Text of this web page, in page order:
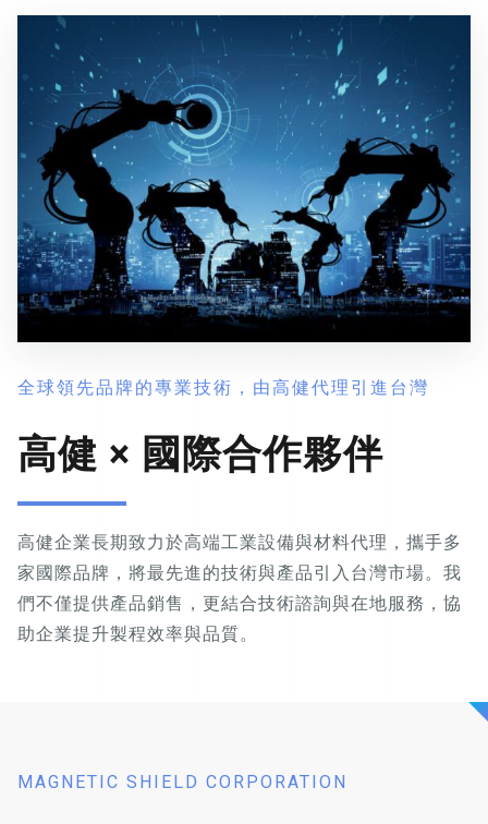
全球領先品牌的專業技術，由高健代理引進台灣
高健 × 國際合作夥伴
高健企業長期致力於高端工業設備與材料代理，攜手多
家國際品牌，將最先進的技術與產品引入台灣市場。我
們不僅提供產品銷售，更結合技術諮詢與在地服務，協
助企業提升製程效率與品質。
MAGNETIC SHIELD CORPORATION